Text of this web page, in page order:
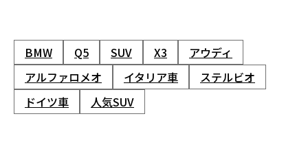
BMW Q5 SUV X3
アウディ
アルファロメオ
イタリア車
ステルビオ
ドイツ車
人気SUV